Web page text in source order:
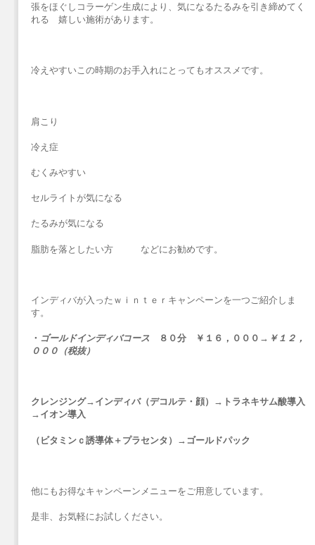
張をほぐしコラーゲン生成により、気になるたるみを引き締めてく
れる 嬉しい施術があります。
冷えやすいこの時期のお手入れにとってもオススメです。
肩こり
冷え症
むくみやすい
セルライトが気になる
たるみが気になる
脂肪を落としたい方 などにお勧めです。
インディバが入ったｗｉｎｔｅｒキャンペーンを一つご紹介しま
す。
・ ゴールドインディバコース ８０分 ￥１６，０００→ ￥１２，
０００（税抜）
クレンジング→インディバ（デコルテ・顔）→トラネキサム酸導入
→イオン導入
（ビタミンｃ誘導体＋プラセンタ）→ゴールドパック
他にもお得なキャンペーンメニューをご用意しています。
是非、お気軽にお試しください。